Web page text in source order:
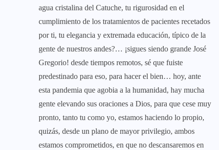
agua cristalina del Catuche, tu rigurosidad en el
cumplimiento de los tratamientos de pacientes recetados
por ti, tu elegancia y extremada educación, típico de la
gente de nuestros andes?… ¡sigues siendo grande José
Gregorio! desde tiempos remotos, sé que fuiste
predestinado para eso, para hacer el bien… hoy, ante
esta pandemia que agobia a la humanidad, hay mucha
gente elevando sus oraciones a Dios, para que cese muy
pronto, tanto tu como yo, estamos haciendo lo propio,
quizás, desde un plano de mayor privilegio, ambos
estamos comprometidos, en que no descansaremos en